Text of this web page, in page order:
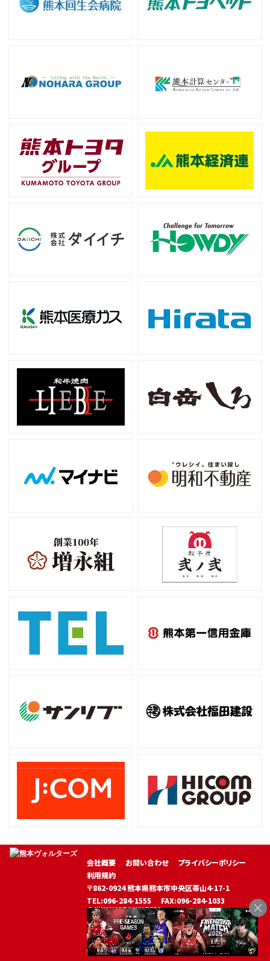
会社概要 お問い合わせ
プライバシーポリシー
利用規約
〒862-0924 熊本県熊本市中央区帯山4-17-1
TEL:096-284-1555
FAX:096-284-1033
© KUMAMOTO VOLTERS